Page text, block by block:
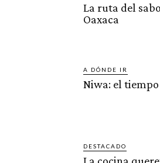
La ruta del
Oaxaca
A DÓNDE IR
Niwa: el
DESTACADO